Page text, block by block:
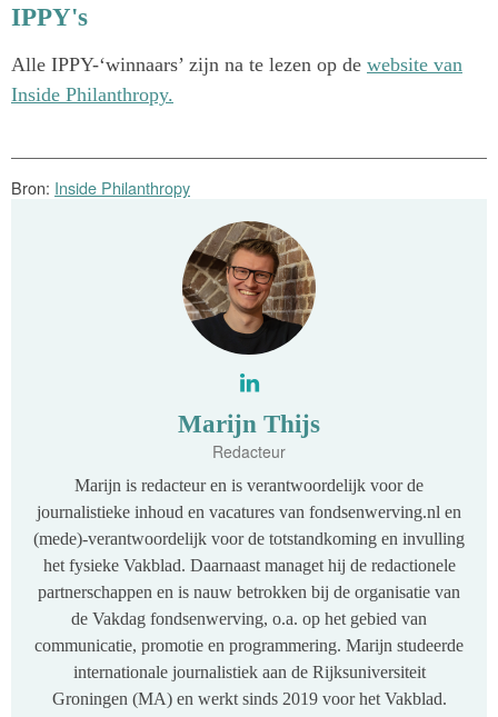
IPPY's
Alle IPPY-‘winnaars’ zijn na te lezen op de website van
Inside Philanthropy.
Bron: Inside Philanthropy
Marijn Thijs
Redacteur
Marijn is redacteur en is verantwoordelijk voor de
journalistieke inhoud en vacatures van fondsenwerving.nl en
(mede)-verantwoordelijk voor de totstandkoming en invulling
het fysieke Vakblad. Daarnaast managet hij de redactionele
partnerschappen en is nauw betrokken bij de organisatie van
de Vakdag fondsenwerving, o.a. op het gebied van
communicatie, promotie en programmering. Marijn studeerde
internationale journalistiek aan de Rijksuniversiteit
Groningen (MA) en werkt sinds 2019 voor het Vakblad.